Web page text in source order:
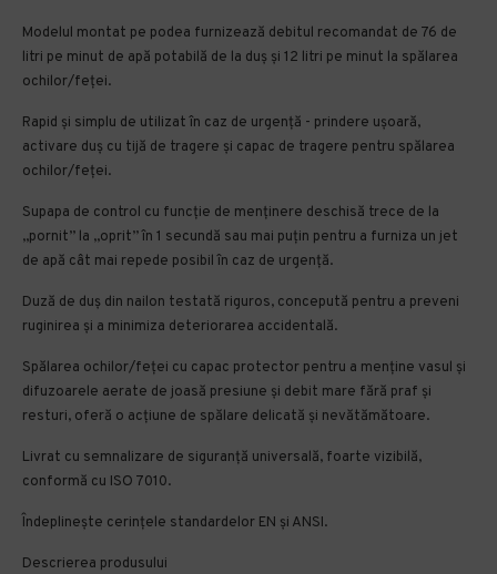
Modelul montat pe podea furnizează debitul recomandat de 76 de
litri pe minut de apă potabilă de la duș și 12 litri pe minut la spălarea
ochilor/feței.
Rapid și simplu de utilizat în caz de urgență - prindere ușoară,
activare duș cu tijă de tragere și capac de tragere pentru spălarea
ochilor/feței.
Supapa de control cu ​​funcție de menținere deschisă trece de la
„pornit” la „oprit” în 1 secundă sau mai puțin pentru a furniza un jet
de apă cât mai repede posibil în caz de urgență.
Duză de duș din nailon testată riguros, concepută pentru a preveni
ruginirea și a minimiza deteriorarea accidentală.
Spălarea ochilor/feței cu capac protector pentru a menține vasul și
difuzoarele aerate de joasă presiune și debit mare fără praf și
resturi, oferă o acțiune de spălare delicată și nevătămătoare.
Livrat cu semnalizare de siguranță universală, foarte vizibilă,
conformă cu ISO 7010.
Îndeplinește cerințele standardelor EN și ANSI.
Descrierea produsului